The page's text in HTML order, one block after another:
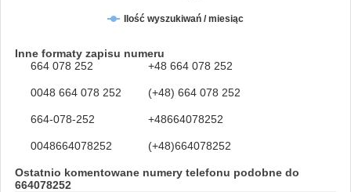
Ilość wyszukiwań / miesiąc
Inne formaty zapisu numeru
664 078 252
+48 664 078 252
0048 664 078 252 (+48) 664 078 252
664-078-252 +48664078252
0048664078252 (+48)664078252
Ostatnio komentowane numery telefonu podobne do
664078252